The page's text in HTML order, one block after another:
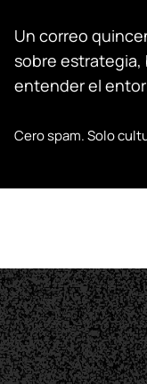
Un correo
sobre estrategia,
entender el
Cero spam. Solo